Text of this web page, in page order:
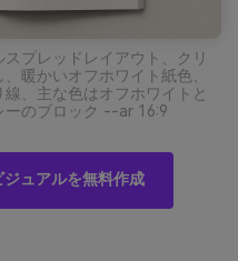
プレッドレイアウト、クリ
暖かいオフホワイト紙色、
、主な色はオフホワイトと
ーのブロック --ar 16:9
ュアルを無料作成